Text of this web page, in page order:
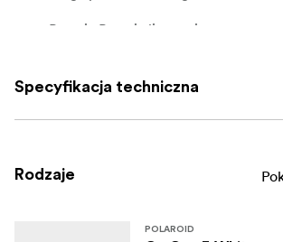
Bateria Bateria litowo-jonowa
System migawki 1/500–1 s
Obiektyw Obiektyw z polikarbonatu
Ogniskowa 63,75 mm
Specyfikacja techniczna
Rodzaje
POLAROID